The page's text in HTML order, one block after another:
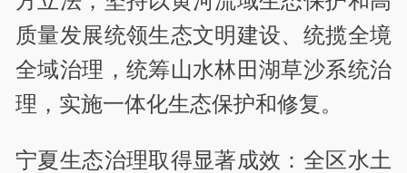
质量发展统领生态文明建设、统揽全境
全域治理，统筹山水林田湖草沙系统治
理，实施一体化生态保护和修复。
宁夏生态治理取得显著成效：全区水土